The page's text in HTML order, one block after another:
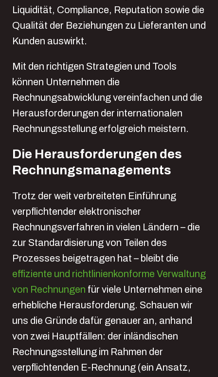
Liquidität, Compliance, Reputation sowie die
Qualität der Beziehungen zu Lieferanten und
Kunden auswirkt.
Mit den richtigen Strategien und Tools
können Unternehmen die
Rechnungsabwicklung vereinfachen und die
Herausforderungen der internationalen
Rechnungsstellung erfolgreich meistern.
Die Herausforderungen des
Rechnungsmanagements
Trotz der weit verbreiteten Einführung
verpflichtender elektronischer
Rechnungsverfahren in vielen Ländern – die
zur Standardisierung von Teilen des
Prozesses beigetragen hat – bleibt die
effiziente und richtlinienkonforme Verwaltung
von Rechnungen für viele Unternehmen eine
erhebliche Herausforderung. Schauen wir
uns die Gründe dafür genauer an, anhand
von zwei Hauptfällen: der inländischen
Rechnungsstellung im Rahmen der
verpflichtenden E-Rechnung (ein Ansatz,